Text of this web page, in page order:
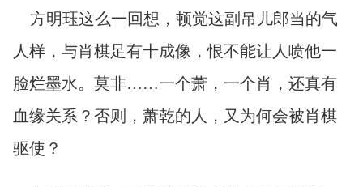
方明珏这么一回想，顿觉这副吊儿郎当的气
人样，与肖棋足有十成像，恨不能让人喷他一
脸烂墨水。莫非……一个萧，一个肖，还真有
血缘关系？否则，萧乾的人，又为何会被肖棋
驱使？